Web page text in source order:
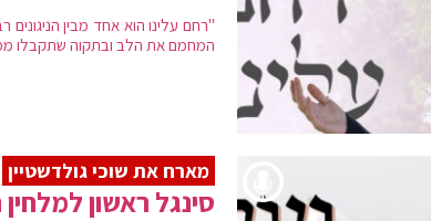
"רחם עלינו הוא אחד מבין הניגונים
המחמם את הלב ובתקוה שתקבלו
מארח את שוכי גולדשטיין
סינגל ראשון